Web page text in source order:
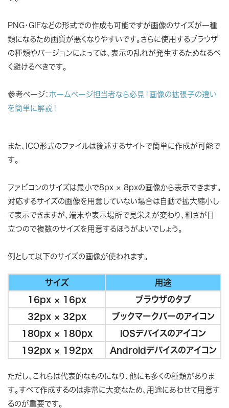
PNG・GIFなどの形式での作成も可能ですが画像のサイズが一種
類になるため画質が悪くなりやすいです。さらに使用するブラウザ
の種類やバージョンによっては、表示の乱れが発生するためなるべ
く避けるべきです。
参考ページ： ホームページ担当者なら必見！画像の拡張子の違い
を簡単に解説！
また、ICO形式のファイルは後述するサイトで簡単に作成が可能で
す。
ファビコンのサイズは最小で8px × 8pxの画像から表示できます。
対応するサイズの画像を用意していない場合は自動で拡大縮小し
て表示できますが、端末や表示場所で見栄えが変わり、粗さが目
立つので複数のサイズを用意するほうがよいでしょう。
例として以下のサイズの画像が使われます。
サイズ
用途
16px × 16px
ブラウザのタブ
32px × 32px
ブックマークバーのアイコン
180px × 180px
iOSデバイスのアイコン
192px × 192px
Androidデバイスのアイコン
ただし、これらは代表的なものになり、他にも多くの種類がありま
す。すべて作成するのは非常に大変なため、用途にあわせて用意す
るのが重要です。